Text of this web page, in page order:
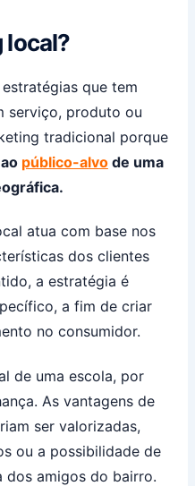
local?
que tem
serviço, produto ou
tradicional porque
público-alvode uma
atua com base nos
dos clientes
a estratégia é
a fim de criar
no consumidor.
de uma escola, por
As vantagens de
ser valorizadas,
ou a possibilidade de
dos amigos do bairro.